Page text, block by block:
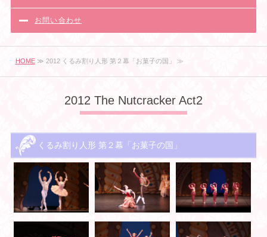
お問い合わせ
HOME≫ 2012 くるみ割り人形 第２幕「お菓子の国」 ≫
2012 The Nutcracker Act2
くるみ割り人形 第２幕「お菓子の国」